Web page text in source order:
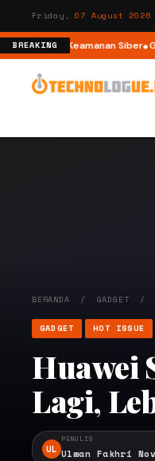
Friday,07 August 2026
BREAKING
Keamanan Siber Google
BERANDA / GADGET /
GADGET HOT ISSUE
Huawei
Lagi,
UL
PENULIS
Ulwan Fakhri